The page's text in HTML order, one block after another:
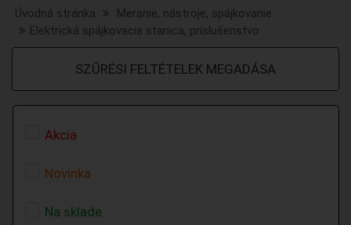
Úvodná stránka
Meranie, nástroje, spájkovanie
Elektrická spájkovacia stanica, príslušenstvo
SZŰRÉSI FELTÉTELEK MEGADÁSA
Akcia
Novinka
Na sklade